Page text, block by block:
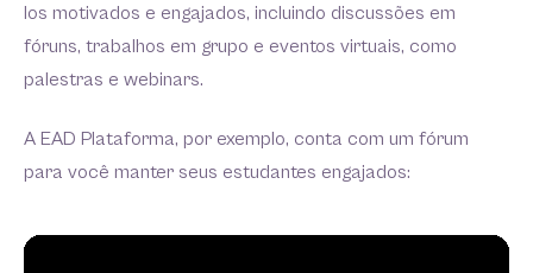
los motivados e engajados, incluindo discussões em
fóruns, trabalhos em grupo e eventos virtuais, como
palestras e webinars.
A EAD Plataforma, por exemplo, conta com um fórum
para você manter seus estudantes engajados: